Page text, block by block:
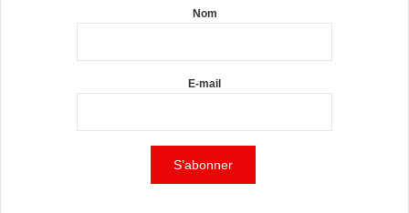
Nom
E-mail